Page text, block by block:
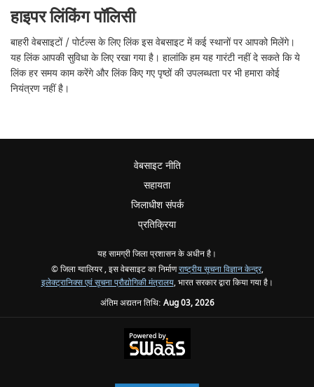
हाइपर लिंकिंग पॉलिसी
बाहरी वेबसाइटों / पोर्टल्स के लिए लिंक इस वेबसाइट में कई स्थानों पर आपको मिलेंगे।
यह लिंक आपकी सुविधा के लिए रखा गया है। हालांकि हम यह गारंटी नहीं दे सकते कि ये
लिंक हर समय काम करेंगे और लिंक किए गए पृष्ठों की उपलब्धता पर भी हमारा कोई
नियंत्रण नहीं है।
वेबसाइट नीति
सहायता
जिलाधीश संपर्क
प्रतिक्रिया
यह सामग्री जिला प्रशासन के अधीन है।
© जिला ग्वालियर , इस वेबसाइट का निर्माणराष्ट्रीय सूचना विज्ञान केन्द्र,
इलेक्ट्रानिक्स एवं सूचना प्रौद्योगिकी मंत्रालय, भारत सरकार द्वारा किया गया है।
अंतिम अद्यतन तिथि: Aug 03, 2026